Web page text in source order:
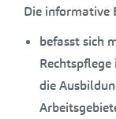
Die informative
befasst sich
die